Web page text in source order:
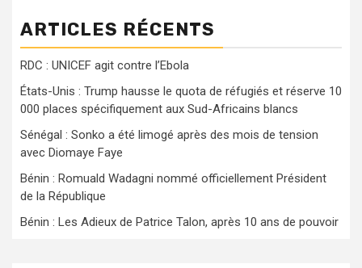
ARTICLES RÉCENTS
RDC : UNICEF agit contre l’Ebola
États-Unis : Trump hausse le quota de réfugiés et réserve 10
000 places spécifiquement aux Sud-Africains blancs
Sénégal : Sonko a été limogé après des mois de tension
avec Diomaye Faye
Bénin : Romuald Wadagni nommé officiellement Président
de la République
Bénin : Les Adieux de Patrice Talon, après 10 ans de pouvoir